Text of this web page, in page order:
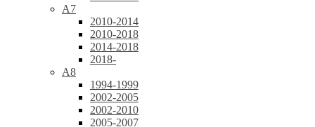
A7
2010-2014
2010-2018
2014-2018
2018-
A8
1994-1999
2002-2005
2002-2010
2005-2007